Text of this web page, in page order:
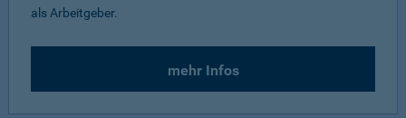
als Arbeitgeber.
mehr Infos